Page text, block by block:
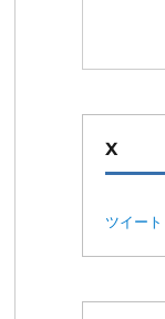
X
ツイート